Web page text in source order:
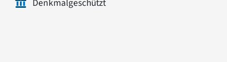
Denkmalgeschützt